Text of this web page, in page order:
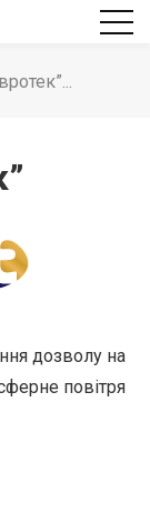
дозволу на
повітря